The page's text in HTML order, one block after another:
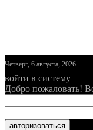
Четверг, 6 августа, 2026
войти в систему
Добро пожаловать!